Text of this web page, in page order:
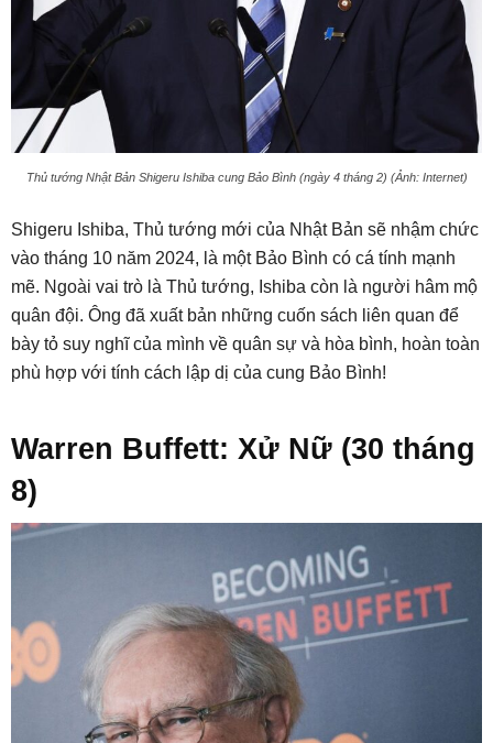
Thủ tướng Nhật Bản Shigeru Ishiba cung Bảo Bình (ngày 4 tháng 2) (Ảnh: Internet)
Shigeru Ishiba, Thủ tướng mới của Nhật Bản sẽ nhậm chức
vào tháng 10 năm 2024, là một Bảo Bình có cá tính mạnh
mẽ. Ngoài vai trò là Thủ tướng, Ishiba còn là người hâm mộ
quân đội. Ông đã xuất bản những cuốn sách liên quan để
bày tỏ suy nghĩ của mình về quân sự và hòa bình, hoàn toàn
phù hợp với tính cách lập dị của cung Bảo Bình!
Warren Buffett: Xử Nữ (30 tháng
8)